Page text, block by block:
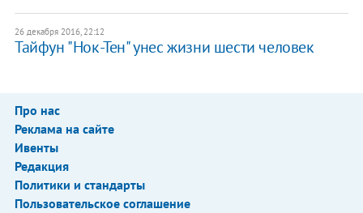
26 декабря 2016, 22:12
Тайфун "Нок-Тен" унес жизни шести человек
Про нас
Реклама на сайте
Ивенты
Редакция
Политики и стандарты
Пользовательское соглашение